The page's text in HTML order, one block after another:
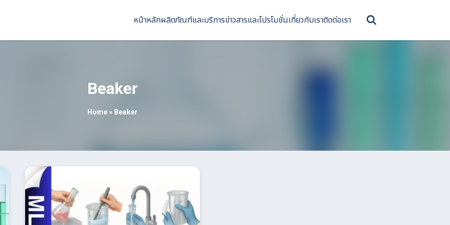
หน้าหลักผลิตภัณฑ์และบริการข่าวสารและโปรโมชั่นเกี่ยวกับเราติดต่อเรา
Beaker
Home » Beaker